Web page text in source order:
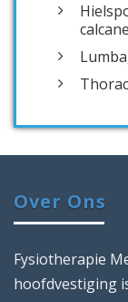
Over Ons
Fysiotherapie
hoofdvestiging